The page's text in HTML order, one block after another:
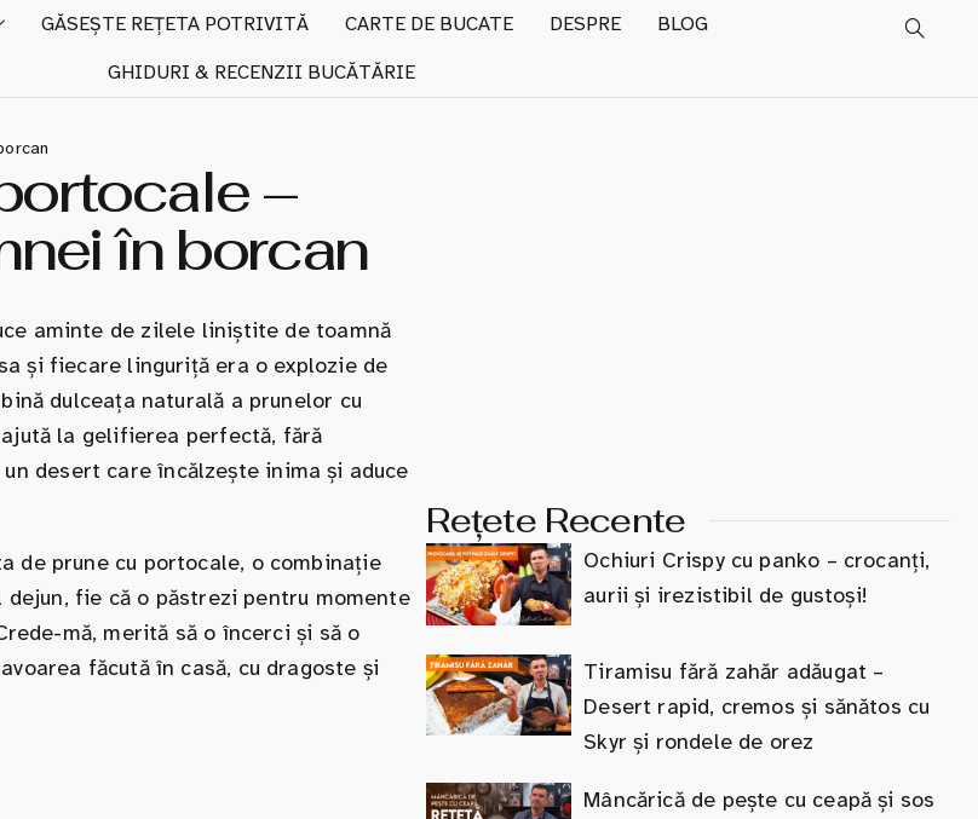
GĂSEȘTE REȚETA POTRIVITĂ CARTE DE BUCATE DESPRE
BLOG
GHIDURI & RECENZII BUCĂTĂRIE
–
în borcan
aminte de zilele liniștite de toamnă
și fiecare linguriță era o explozie de
dulceața naturală a prunelor cu
la gelifierea perfectă, fără
desert care încălzește inima și aduce
de prune cu portocale, o combinație
fie că o păstrezi pentru momente
mă, merită să o încerci și să o
făcută în casă, cu dragoste și
Rețete Recente
Ochiuri Crispy cu panko – crocanți,
aurii și irezistibil de gustoși!
Tiramisu fără zahăr adăugat –
Desert rapid, cremos și sănătos cu
Skyr și rondele de orez
Mâncărică de pește cu ceapă și sos